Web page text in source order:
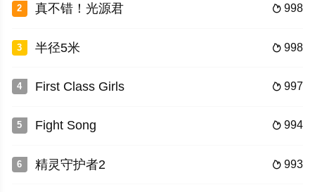
2  998
真不错！光源君
3  998
半径5米
4  997
First Class Girls
5  994
Fight Song
6  993
精灵守护者2